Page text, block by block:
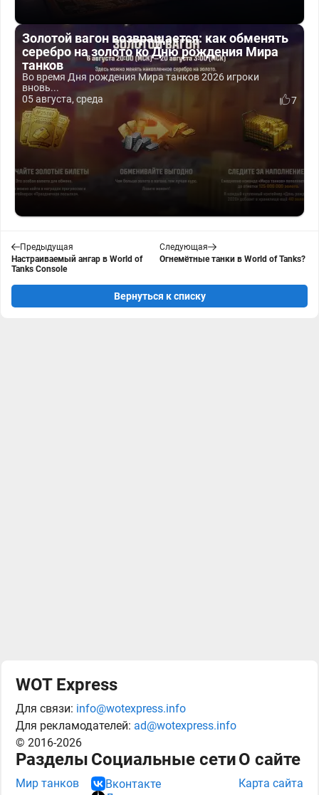
Золотой вагон возвращается: как обменять
серебро на золото ко Дню рождения Мира
танков
Во время Дня рождения Мира танков 2026 игроки
вновь...
05 августа, среда
7
Предыдущая
Настраиваемый ангар в World of
Tanks Console
Следующая
Огнемётные танки в World of Tanks?
Вернуться к списку
WOT Express
Для связи: info@wotexpress.info
Для рекламодателей: ad@wotexpress.info
© 2016-2026
Разделы
Мир танков
Социальные сети
Вконтакте
О сайте
Карта сайта